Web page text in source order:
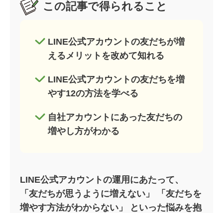
この記事で得られること
LINE公式アカウントの友だちが増
えるメリットを改めて知れる
LINE公式アカウントの友だちを増
やす12の方法を学べる
自社アカウントにあった友だちの
増やし方がわかる
LINE公式アカウントの運用にあたって、
「友だちが思うように増えない」 「友だちを
増やす方法がわからない」 といった悩みを抱